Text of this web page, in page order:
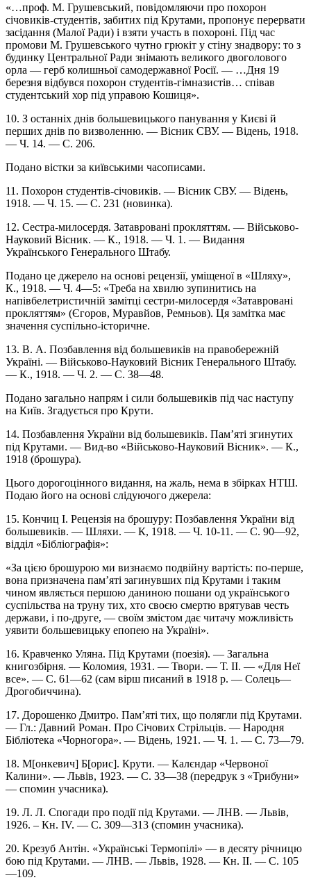
«…проф. М. Грушевський, повідомляючи про похорон
січовиків-студентів, забитих під Крутами, пропонує перервати
засідання (Малої Ради) і взяти участь в похороні. Під час
промови М. Грушевського чутно грюкіт у стіну знадвору: то з
будинку Центральної Ради знімають великого двоголового
орла — герб колишньої самодержавної Росії. — …Дня 19
березня відбувся похорон студентів-гімназистів… співав
студентський хор під управою Кошиця».
10. З останніх днів большевицького панування у Києві й
перших днів по визволенню. — Вісник СВУ. — Відень, 1918.
— Ч. 14. — С. 206.
Подано вістки за київськими часописами.
11. Похорон студентів-січовиків. — Вісник СВУ. — Відень,
1918. — Ч. 15. — С. 231 (новинка).
12. Сестра-милосердя. Затавровані прокляттям. — Військово-
Науковий Вісник. — К., 1918. — Ч. 1. — Видання
Українського Генерального Штабу.
Подано це джерело на основі рецензії, уміщеної в «Шляху»,
К., 1918. — Ч. 4—5: «Треба на хвилю зупинитись на
напівбелетристичній замітці сестри-милосердя «Затавровані
прокляттям» (Єгоров, Муравйов, Ремньов). Ця замітка має
значення суспільно-історичне.
13. В. А. Позбавлення від большевиків на правобережній
Україні. — Військово-Науковий Вісник Генерального Штабу.
— К., 1918. — Ч. 2. — С. 38—48.
Подано загально напрям і сили большевиків під час наступу
на Київ. Згадується про Крути.
14. Позбавлення України від большевиків. Пам’яті згинутих
під Крутами. — Вид-во «Військово-Науковий Вісник». — К.,
1918 (брошура).
Цього дорогоцінного видання, на жаль, нема в збірках НТШ.
Подаю його на основі слідуючого джерела:
15. Кончиц І. Рецензія на брошуру: Позбавлення України від
большевиків. — Шляхи. — К, 1918. — Ч. 10-11. — С. 90—92,
відділ «Бібліографія»:
«За цією брошурою ми визнаємо подвійну вартість: по-перше,
вона призначена пам’яті загинувших під Крутами і таким
чином являється першою даниною пошани од українського
суспільства на труну тих, хто своєю смертю врятував честь
держави, і по-друге, — своїм змістом дає читачу можливість
уявити большевицьку епопею на Україні».
16. Кравченко Уляна. Під Крутами (поезія). — Загальна
книгозбірня. — Коломия, 1931. — Твори. — Т. II. — «Для Неї
все». — С. 61—62 (сам вірш писаний в 1918 р. — Солець—
Дрогобиччина).
17. Дорошенко Дмитро. Пам’яті тих, що полягли під Крутами.
— Гл.: Давний Роман. Про Січових Стрільців. — Народня
Бібліотека «Чорногора». — Відень, 1921. — Ч. 1. — С. 73—79.
18. М[онкевич] Б[орис]. Крути. — Калєндар «Червоної
Калини». — Львів, 1923. — С. 33—38 (передрук з «Трибуни»
— спомин учасника).
19. Л. Л. Спогади про події під Крутами. — ЛНВ. — Львів,
1926. – Кн. IV. — С. 309—313 (спомин учасника).
20. Крезуб Антін. «Українські Термопілі» — в десяту річницю
бою під Крутами. — ЛНВ. — Львів, 1928. — Кн. II. — С. 105
—109.